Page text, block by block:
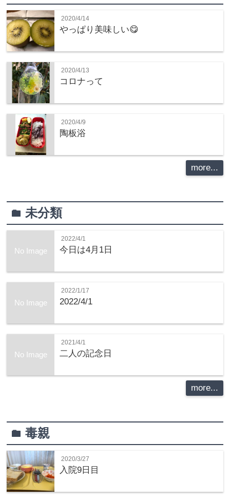
2020/4/14
やっぱり美味しい😋
2020/4/13
コロナって
2020/4/9
陶板浴
more...
folder未分類
No Image
2022/4/1
今日は4月1日
No Image
2022/1/17
2022/4/1
No Image
2021/4/1
二人の記念日
more...
folder毒親
2020/3/27
入院9日目